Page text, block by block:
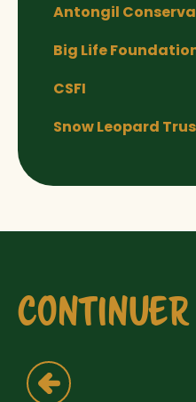
Antongil
Big Life
CSFI
Snow Leopard